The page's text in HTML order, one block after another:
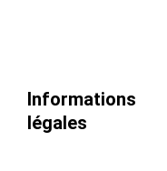
Informations
légales